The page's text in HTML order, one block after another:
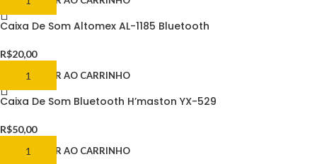
Caixa De Som Altomex AL-1185 Bluetooth
R$20,00
ADICIONAR AO CARRINHO
Caixa De Som Bluetooth H’maston YX-529
R$50,00
ADICIONAR AO CARRINHO